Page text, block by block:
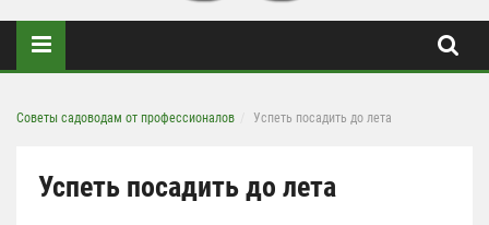
Советы садоводам от профессионалов Успеть посадить до лета
Успеть посадить до лета